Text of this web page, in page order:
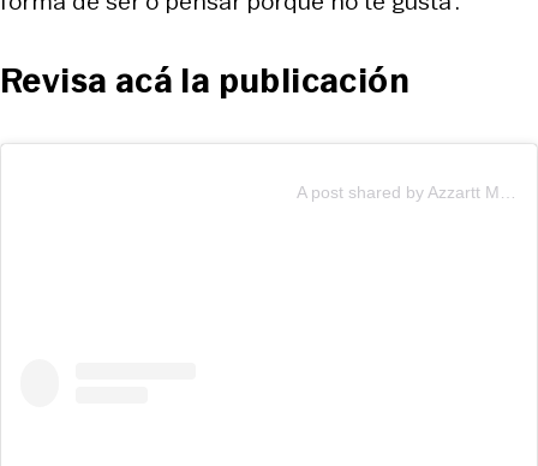
Revisa acá la publicación
A post shared by Azzartt Maveth (@azzarttmavetha)